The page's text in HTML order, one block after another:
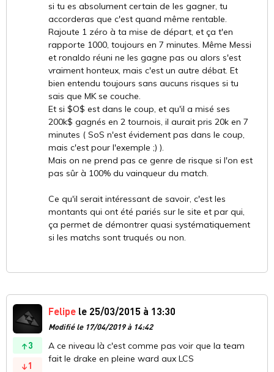
si tu es absolument certain de les gagner, tu
accorderas que c'est quand même rentable.
Rajoute 1 zéro à ta mise de départ, et ça t'en
rapporte 1000, toujours en 7 minutes. Même Messi
et ronaldo réuni ne les gagne pas ou alors s'est
vraiment honteux, mais c'est un autre débat. Et
bien entendu toujours sans aucuns risques si tu
sais que MK se couche.
Et si $O$ est dans le coup, et qu'il a misé ses
200k$ gagnés en 2 tournois, il aurait pris 20k en 7
minutes ( SoS n'est évidement pas dans le coup,
mais c'est pour l'exemple ;) ).
Mais on ne prend pas ce genre de risque si l'on est
pas sûr à 100% du vainqueur du match.
Ce qu'il serait intéressant de savoir, c'est les
montants qui ont été pariés sur le site et par qui,
ça permet de démontrer quasi systématiquement
si les matchs sont truqués ou non.
3
1
Felipe le 25/03/2015 à 13:30
Modifié le 17/04/2019 à 14:42
A ce niveau là c'est comme pas voir que la team
fait le drake en pleine ward aux LCS